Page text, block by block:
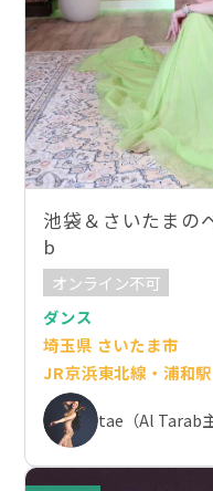
池袋＆さいたまの
b
オンライン不可
ダンス
埼玉県 さいたま市
JR京浜東北線・浦和駅
tae（Al Tarab主